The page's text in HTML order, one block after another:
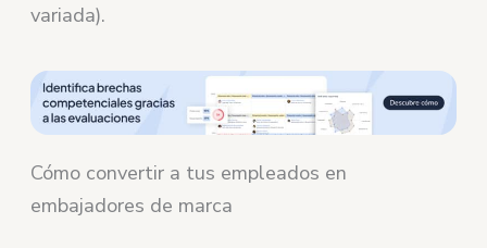
variada).
Cómo convertir a tus empleados en
embajadores de marca